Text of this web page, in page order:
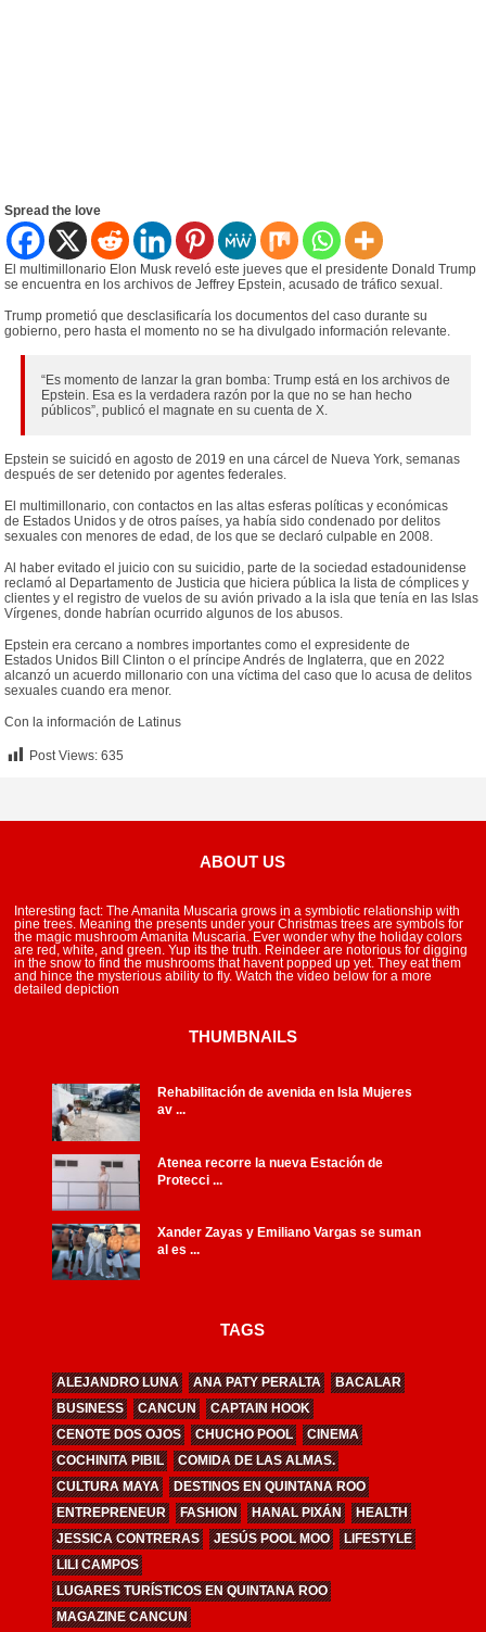
Spread the love
El multimillonario Elon Musk reveló este jueves que el presidente Donald Trump
se encuentra en los archivos de Jeffrey Epstein, acusado de tráfico sexual.
Trump prometió que desclasificaría los documentos del caso durante su
gobierno, pero hasta el momento no se ha divulgado información relevante.
“Es momento de lanzar la gran bomba: Trump está en los archivos de
Epstein. Esa es la verdadera razón por la que no se han hecho
públicos”, publicó el magnate en su cuenta de X.
Epstein se suicidó en agosto de 2019 en una cárcel de Nueva York, semanas
después de ser detenido por agentes federales.
El multimillonario, con contactos en las altas esferas políticas y económicas
de Estados Unidos y de otros países, ya había sido condenado por delitos
sexuales con menores de edad, de los que se declaró culpable en 2008.
Al haber evitado el juicio con su suicidio, parte de la sociedad estadounidense
reclamó al Departamento de Justicia que hiciera pública la lista de cómplices y
clientes y el registro de vuelos de su avión privado a la isla que tenía en las Islas
Vírgenes, donde habrían ocurrido algunos de los abusos.
Epstein era cercano a nombres importantes como el expresidente de
Estados Unidos Bill Clinton o el príncipe Andrés de Inglaterra, que en 2022
alcanzó un acuerdo millonario con una víctima del caso que lo acusa de delitos
sexuales cuando era menor.
Con la información de Latinus
Post Views: 635
ABOUT US
Interesting fact: The Amanita Muscaria grows in a symbiotic relationship with
pine trees. Meaning the presents under your Christmas trees are symbols for
the magic mushroom Amanita Muscaria. Ever wonder why the holiday colors
are red, white, and green. Yup its the truth. Reindeer are notorious for digging
in the snow to find the mushrooms that havent popped up yet. They eat them
and hince the mysterious ability to fly. Watch the video below for a more
detailed depiction
THUMBNAILS
Rehabilitación de avenida en Isla Mujeres
av ...
Atenea recorre la nueva Estación de
Protecci ...
Xander Zayas y Emiliano Vargas se suman
al es ...
TAGS
ALEJANDRO LUNA ANA PATY PERALTA
BACALAR
BUSINESS
CANCUN
CAPTAIN HOOK
CENOTE DOS OJOS
CHUCHO POOL
CINEMA
COCHINITA PIBIL
COMIDA DE LAS ALMAS.
CULTURA MAYA
DESTINOS EN QUINTANA ROO
ENTREPRENEUR
FASHION HANAL PIXÁN
HEALTH
JESSICA CONTRERAS
JESÚS POOL MOO
LIFESTYLE
LILI CAMPOS
LUGARES TURÍSTICOS EN QUINTANA ROO
MAGAZINE CANCUN